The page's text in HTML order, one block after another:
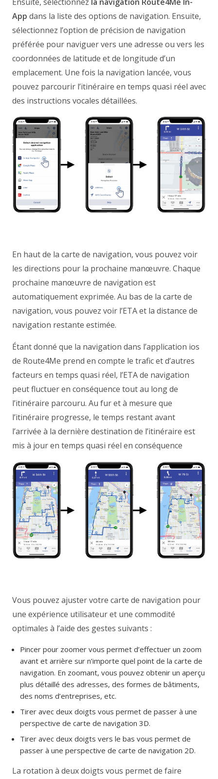
App dans la liste des options de navigation. Ensuite,
sélectionnez l’option de précision de navigation
préférée pour naviguer vers une adresse ou vers les
coordonnées de latitude et de longitude d’un
emplacement. Une fois la navigation lancée, vous
pouvez parcourir l’itinéraire en temps quasi réel avec
des instructions vocales détaillées.
En haut de la carte de navigation, vous pouvez voir
les directions pour la prochaine manœuvre. Chaque
prochaine manœuvre de navigation est
automatiquement exprimée. Au bas de la carte de
navigation, vous pouvez voir l’ETA et la distance de
navigation restante estimée.
Étant donné que la navigation dans l’application ios
de Route4Me prend en compte le trafic et d’autres
facteurs en temps quasi réel, l’ETA de navigation
peut fluctuer en conséquence tout au long de
l’itinéraire parcouru. Au fur et à mesure que
l’itinéraire progresse, le temps restant avant
l’arrivée à la dernière destination de l’itinéraire est
mis à jour en temps quasi réel en conséquence
Vous pouvez ajuster votre carte de navigation pour
une expérience utilisateur et une commodité
optimales à l’aide des gestes suivants :
Pincer pour zoomer vous permet d’effectuer un zoom
avant et arrière sur n’importe quel point de la carte de
navigation. En zoomant, vous pouvez obtenir un aperçu
plus détaillé des adresses, des formes de bâtiments,
des noms d’entreprises, etc.
Tirer avec deux doigts vous permet de passer à une
perspective de carte de navigation 3D.
Tirer avec deux doigts vers le bas vous permet de
passer à une perspective de carte de navigation 2D.
La rotation à deux doigts vous permet de faire